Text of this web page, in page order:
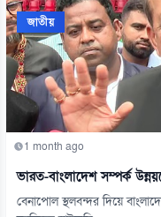
জাতীয়
1 month ago
ভারত-বাংলাদেশ সম্পর্ক
বেনাপোল স্থলবন্দর দিয়ে